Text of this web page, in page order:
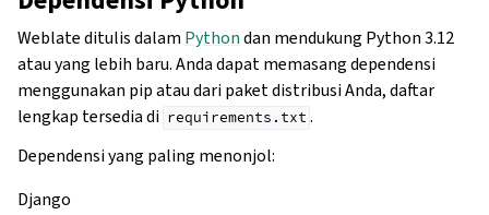
Weblate ditulis dalam Pythondan mendukung Python 3.12
atau yang lebih baru. Anda dapat memasang dependensi
menggunakan pip atau dari paket distribusi Anda, daftar
lengkap tersedia di requirements.txt .
Dependensi yang paling menonjol:
Django